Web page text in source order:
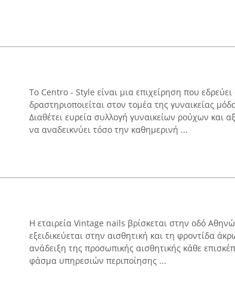
Το Centro - Style είναι μια επιχείρηση που
δραστηριοποιείται στον τομέα της γυναικείας
Διαθέτει ευρεία συλλογή γυναικείων ρούχων και
να αναδεικνύει τόσο την καθημερινή ...
Η εταιρεία Vintage nails βρίσκεται στην οδό
εξειδικεύεται στην αισθητική και τη φροντίδα
ανάδειξη της προσωπικής αισθητικής κάθε
φάσμα υπηρεσιών περιποίησης ...